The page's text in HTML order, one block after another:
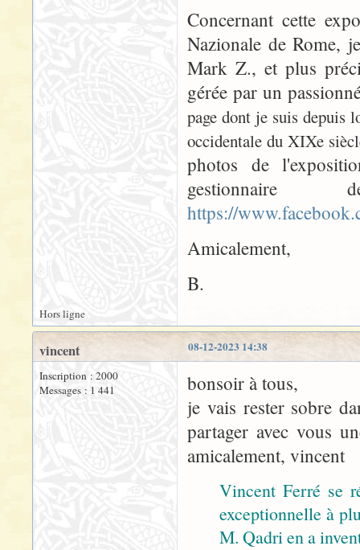
Concernant cette
Nazionale de Rome,
Mark Z., et plus
gérée par un
page dont je suis depuis
occidentale du XIXe
photos de
https://
Amicalement,
B.
Hors ligne
08-12-2023 14:38
vincent
Inscription : 2000
Messages : 1 441
bonsoir à tous,
je vais rester sobre
partager avec vous
amicalement, vincent
Vincent Ferré se
exceptionnelle à
M. Qadri en a